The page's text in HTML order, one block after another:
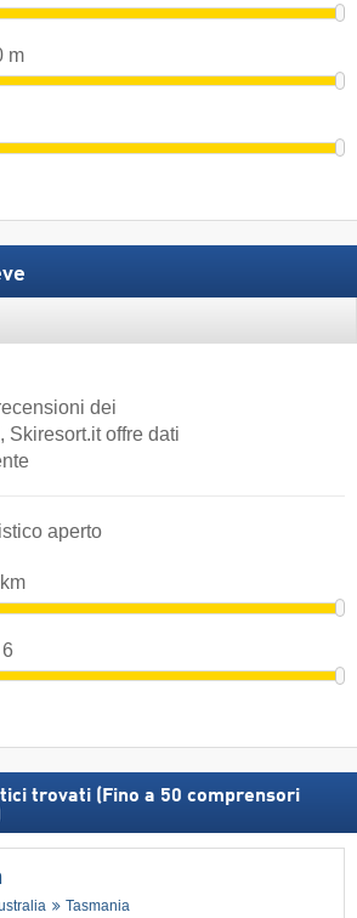
m
dei
Skiresort.it offre dati
aperto
km
6
trovati (Fino a 50 comprensori
Tasmania